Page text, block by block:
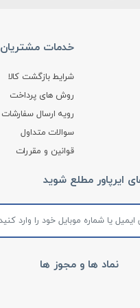
خدمات مشتریان
شرایط بازگشت کالا
روش های پرداخت
رویه ارسال سفارشات
سوالات متداول
قوانین و مقررات
ایرپاور مطلع شوید
نماد ها و مجوز ها